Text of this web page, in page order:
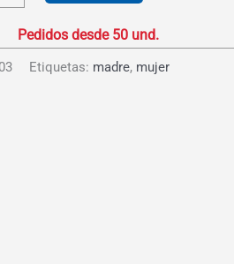
Etiquetas: madre, mujer